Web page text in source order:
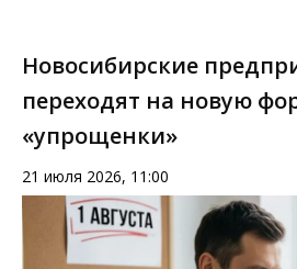
Новосибирские
переходят на новую
«упрощенки»
21 июля 2026, 11:00